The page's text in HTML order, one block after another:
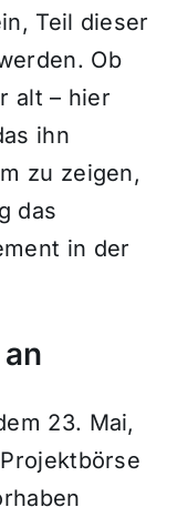
Teil dieser
Ob
alt – hier
ihn
zu zeigen,
das
in der
23. Mai,